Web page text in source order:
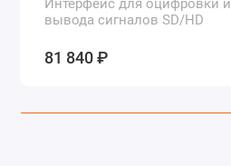
Интерфейс для оцифровки и
вывода сигналов SD/HD
81 840 ₽